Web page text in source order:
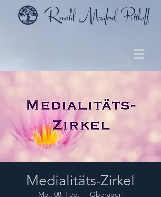
Medialitäts-Zirkel
Mo., 08. Feb.
  |
Oberägeri